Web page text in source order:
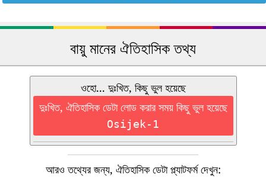
বায়ু মানের ঐতিহাসিক তথ্য
ওহো... দুঃখিত, কিছু ভুল হয়েছে
দুঃখিত, ঐতিহাসিক ডেটা লোড করার সময় কিছু ভুল হয়েছে
Osijek-1
আরও তথ্যের জন্য, ঐতিহাসিক ডেটা প্ল্যাটফর্ম দেখুন: